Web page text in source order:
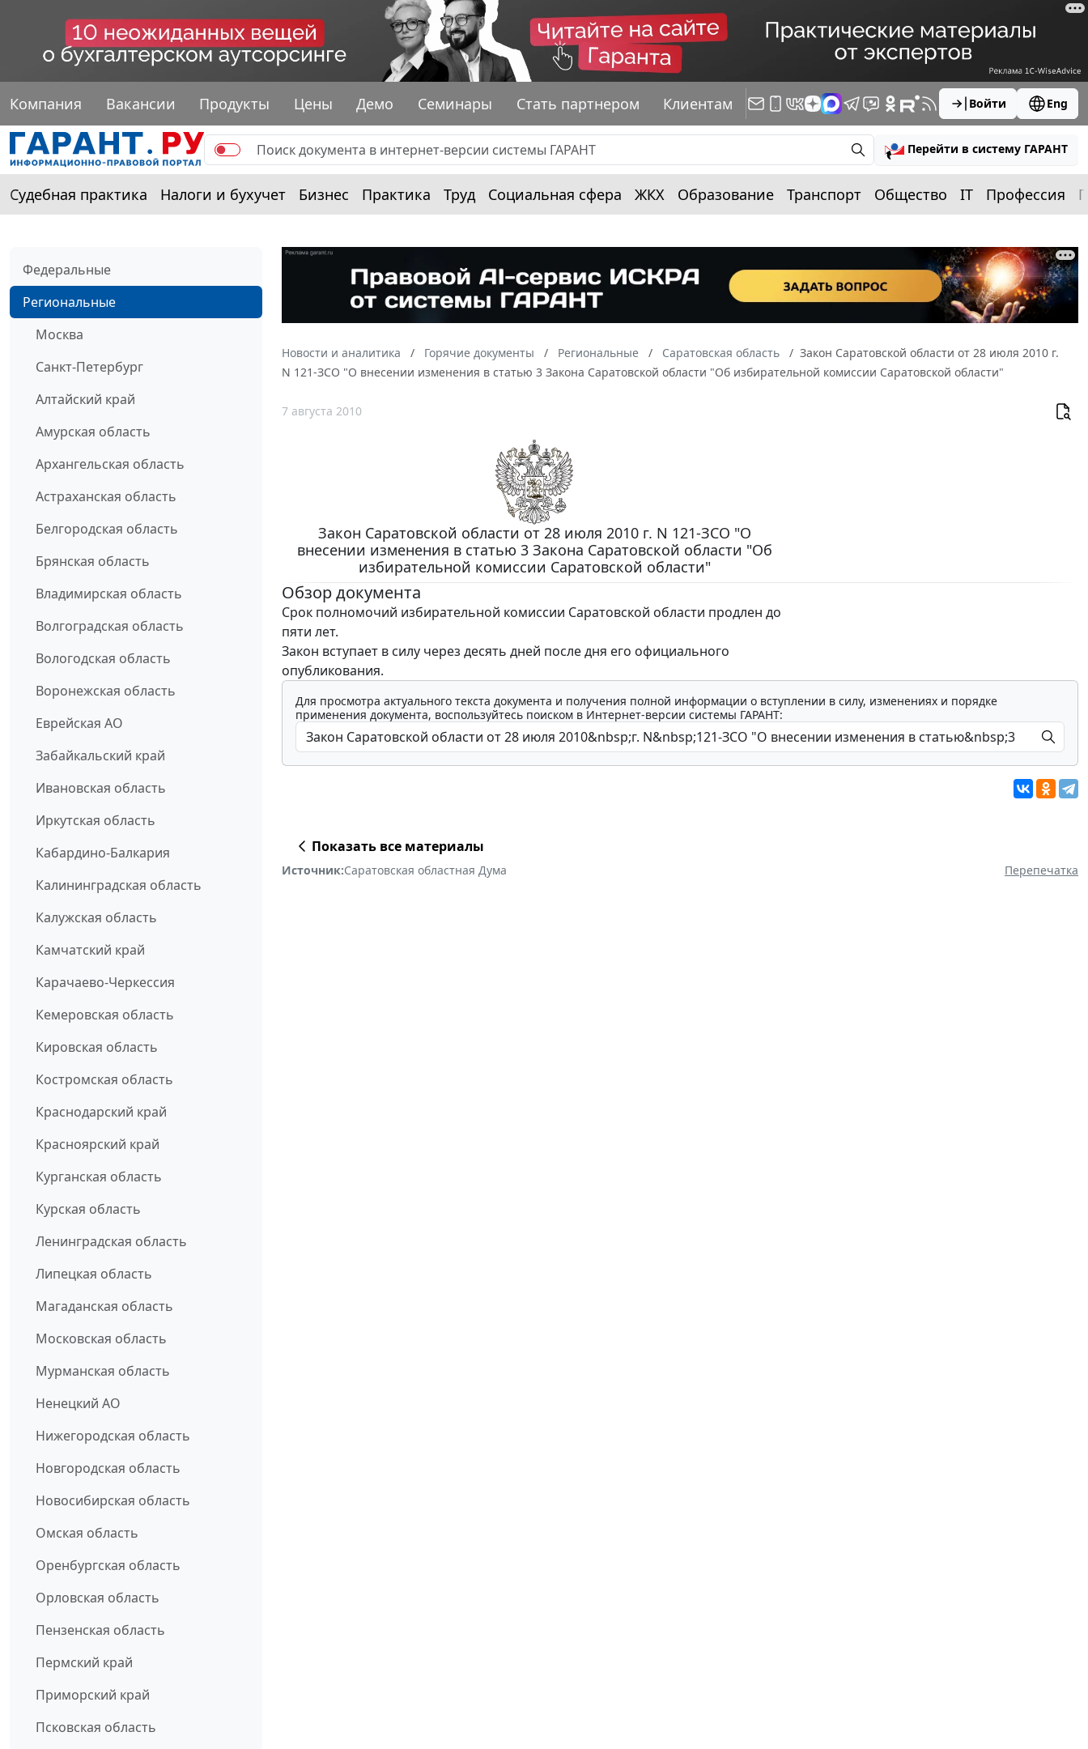
Компания Вакансии Продукты Цены Демо Семинары Стать партнером Клиентам Войти Eng
Перейти в систему ГАРАНТ
Судебная практика Налоги и бухучет Бизнес Практика Труд Социальная сфера ЖКХ Образование Транспорт Общество IT Профессия
Федеральные
Региональные
Москва
Санкт-Петербург
Алтайский край
Амурская область
Архангельская область
Астраханская область
Белгородская область
Брянская область
Владимирская область
Волгоградская область
Вологодская область
Воронежская область
Еврейская АО
Забайкальский край
Ивановская область
Иркутская область
Кабардино-Балкария
Калининградская область
Калужская область
Камчатский край
Карачаево-Черкессия
Кемеровская область
Кировская область
Костромская область
Краснодарский край
Красноярский край
Курганская область
Курская область
Ленинградская область
Липецкая область
Магаданская область
Московская область
Мурманская область
Ненецкий АО
Нижегородская область
Новгородская область
Новосибирская область
Омская область
Оренбургская область
Орловская область
Пензенская область
Пермский край
Приморский край
Псковская область
Новости и аналитика Горячие документы Региональные Саратовская область
Закон Саратовской области от 28 июля 2010 г.
N 121-ЗСО "О внесении изменения в статью 3 Закона Саратовской области "Об избирательной комиссии Саратовской области"
7 августа 2010
Закон Саратовской области от 28 июля 2010 г. N 121-ЗСО "О
внесении изменения в статью 3 Закона Саратовской области "Об
избирательной комиссии Саратовской области"
Обзор документа
Срок полномочий избирательной комиссии Саратовской области продлен до
пяти лет.
Закон вступает в силу через десять дней после дня его официального
опубликования.
Для просмотра актуального текста документа и получения полной информации о вступлении в силу, изменениях и порядке
применения документа, воспользуйтесь поиском в Интернет-версии системы ГАРАНТ:
Показать все материалы
Источник:Саратовская областная Дума Перепечатка